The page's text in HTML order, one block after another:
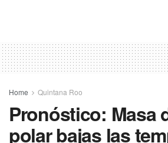
Home Quintana Roo
Pronóstico: Masa
polar bajas las